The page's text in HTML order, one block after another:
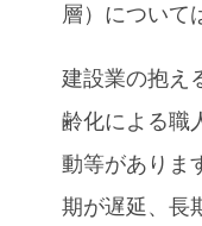
層）について
建設業の抱え
齢化による職
動等がありま
期が遅延、長